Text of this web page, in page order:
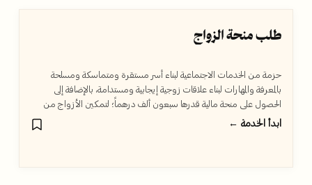
طلب منحة الزواج
حزمة من الخدمات الاجتماعية لبناء أسر مستقرة ومتماسكة ومسلحة
بالمعرفة والمهارات لبناء علاقات زوجية إيجابية ومستدامة، بالإضافة إلى
الحصول على منحة مالية قدرها سبعون ألف درهماً؛ لتمكين الأزواج من
البدء بحياة سعيدة ومستقرة.
ابدأ الخدمة ←